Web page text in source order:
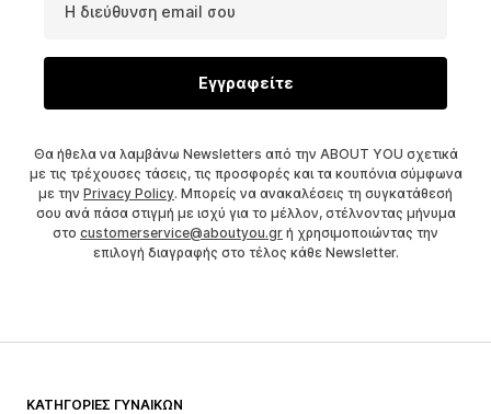
Η διεύθυνση email σου
Εγγραφείτε
Θα ήθελα να λαμβάνω Newsletters από την ABOUT YOU σχετικά
με τις τρέχουσες τάσεις, τις προσφορές και τα κουπόνια σύμφωνα
με την Privacy Policy. Μπορείς να ανακαλέσεις τη συγκατάθεσή
σου ανά πάσα στιγμή με ισχύ για το μέλλον, στέλνοντας μήνυμα
στο customerservice@aboutyou.gr ή χρησιμοποιώντας την
επιλογή διαγραφής στο τέλος κάθε Newsletter.
ΚΑΤΗΓΟΡΊΕΣ ΓΥΝΑΙΚΏΝ